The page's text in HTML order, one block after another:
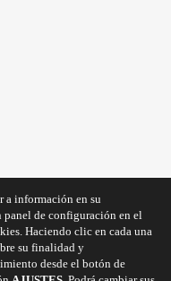
a información en su
de configuración en el
Haciendo clic en cada una
su finalidad y
desde el botón de